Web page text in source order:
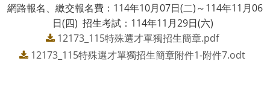
網路報名、繳交報名費：114年10月07日(二)～114年11月06
日(四) 招生考試：114年11月29日(六)
12173_115特殊選才單獨招生簡章.pdf
12173_115特殊選才單獨招生簡章附件1-附件7.odt